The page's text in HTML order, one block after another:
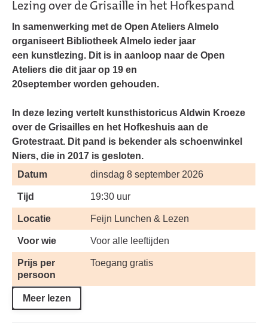
Lezing over de Grisaille in het Hofkespand
In samenwerking met de Open Ateliers Almelo
organiseert Bibliotheek Almelo ieder jaar
een kunstlezing. Dit is in aanloop naar de Open
Ateliers die dit jaar op 19 en
20september worden gehouden.
In deze lezing vertelt kunsthistoricus Aldwin Kroeze
over de Grisailles en het Hofkeshuis aan de
Grotestraat. Dit pand is bekender als schoenwinkel
Niers, die in 2017 is gesloten.
Datum
dinsdag 8 september 2026
Tijd 19:30 uur
Locatie Feijn Lunchen & Lezen
Voor wie Voor alle leeftijden
Prijs per
persoon
Toegang gratis
Meer lezen